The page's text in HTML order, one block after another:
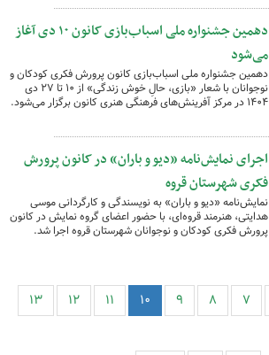
دهمین جشنواره ملی اسباب‌بازی کانون ۱۰ دی آغاز
می‌شود
دهمین جشنواره ملی اسباب‌بازی کانون پرورش فکری کودکان و
نوجوانان با شعار «بازی، حالِ خوش زندگی» از ۱۰ تا ۲۷ دی‌
۱۴۰۴ در مرکز آفرینش‌های فرهنگی هنری کانون برگزار می‌شود.
اجرای نمایش‌نامه «دیو و باران» در کانون پرورش
فکری شهرستان قروه
نمایش‌نامه «دیو و باران» به نویسندگی و کارگردانی موسی
هدایتی، هنرمند قروه‌ای، با حضور اعضای گروه نمایش در کانون
پرورش فکری کودکان و نوجوانان شهرستان قروه اجرا شد.
۷ ۸ ۹ ۱۰ ۱۱ ۱۲ ۱۳